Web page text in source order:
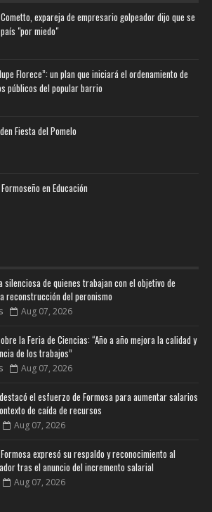
expareja de empresario golpeador dijo que se
"por miedo"
Florece”: un plan que iniciará el ordenamiento de
públicos del popular barrio
Fiesta del Pomelo
en Educación
silenciosa de quienes trabajan con el objetivo de
reconstrucción del peronismo
Aug 07, 2026
la Feria de Ciencias: “Año a año mejora la calidad y
de los trabajos”
Aug 07, 2026
el esfuerzo de Formosa para aumentar salarios
de caída de recursos
Aug 07, 2026
Formosa expresó su respaldo y reconocimiento al
tras el anuncio del incremento salarial
Aug 07, 2026